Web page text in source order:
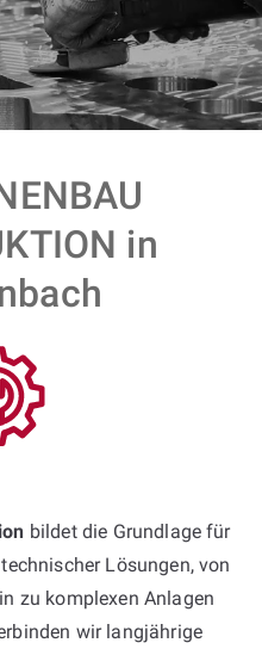
in
bildet die Grundlage für
Lösungen, von
zu komplexen Anlagen
wir langjährige